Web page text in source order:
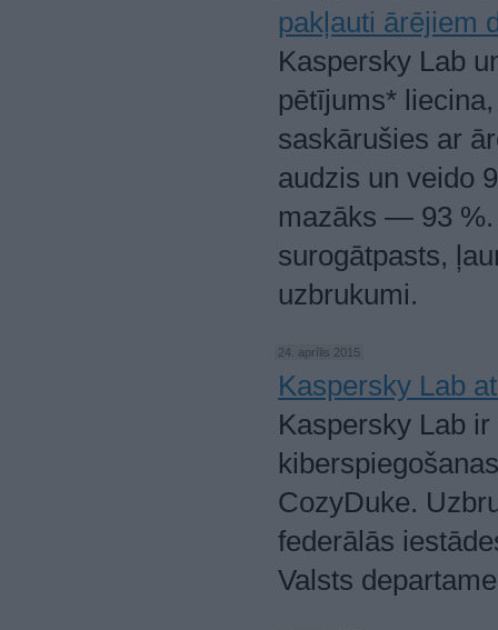
pakļauti ārējiem
Kaspersky Lab
pētījums*
saskārušies ar
audzis un veido
mazāks — 93 %.
surogātpasts,
uzbrukumi.
24. aprīlis 2015
Kaspersky Lab
Kaspersky Lab
CozyDuke.
federālās
Valsts